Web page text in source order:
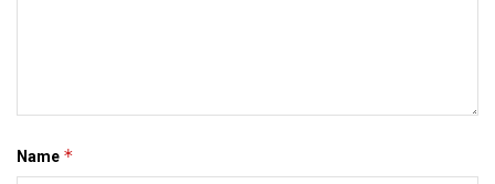
latest maithili news latest mithila news maithili news
Name *